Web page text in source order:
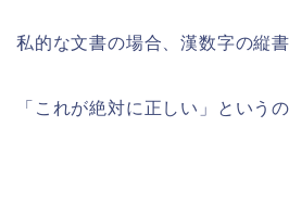
私的な文書の場合、漢数字の縦
「これが絶対に正しい」という